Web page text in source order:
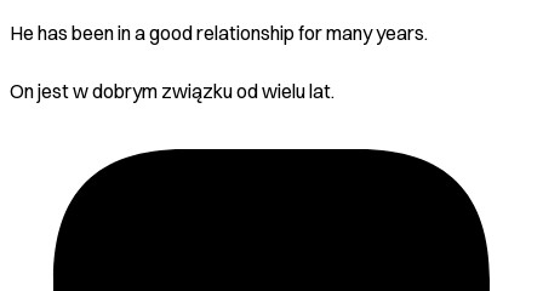
He has been in a good relationship for many years.
On jest w dobrym związku od wielu lat.